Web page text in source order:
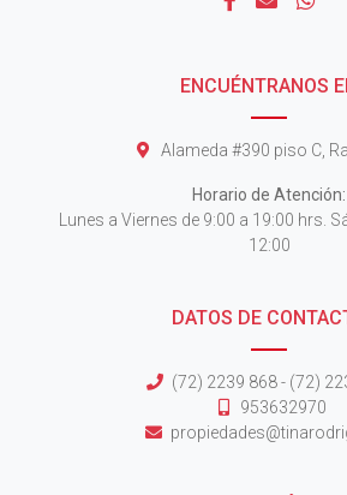
ENCUÉNTRANOS
Alameda #390 piso C,
Horario de Atención:
Lunes a Viernes de 9:00 a 19:00 hrs.
12:00
DATOS DE
(72) 2239 868 - (72)
953632970